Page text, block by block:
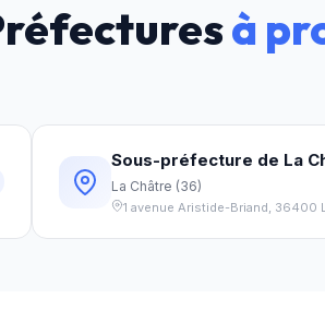
à
Sous-préfecture de La
La Châtre (36)
1 avenue Aristide-Briand, 36400